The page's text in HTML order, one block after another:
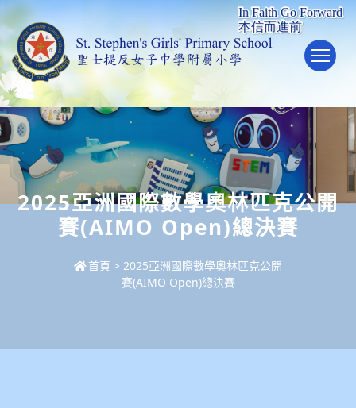
2025亞洲國際數學奧林匹克公開
賽(AIMO Open)總決賽
首頁 > 2025亞洲國際數學奧林匹克公開
賽(AIMO Open)總決賽